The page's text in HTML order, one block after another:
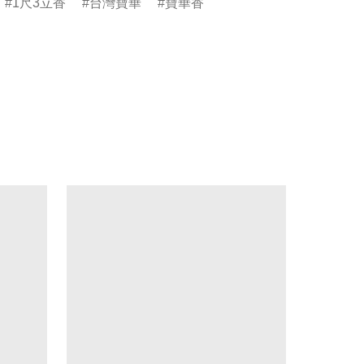
1尺3立香 台灣寶華 寶華香